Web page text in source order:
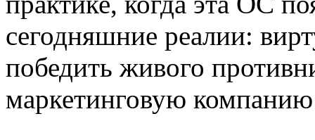
сегодняшние реалии:
победить живого
маркетинговую